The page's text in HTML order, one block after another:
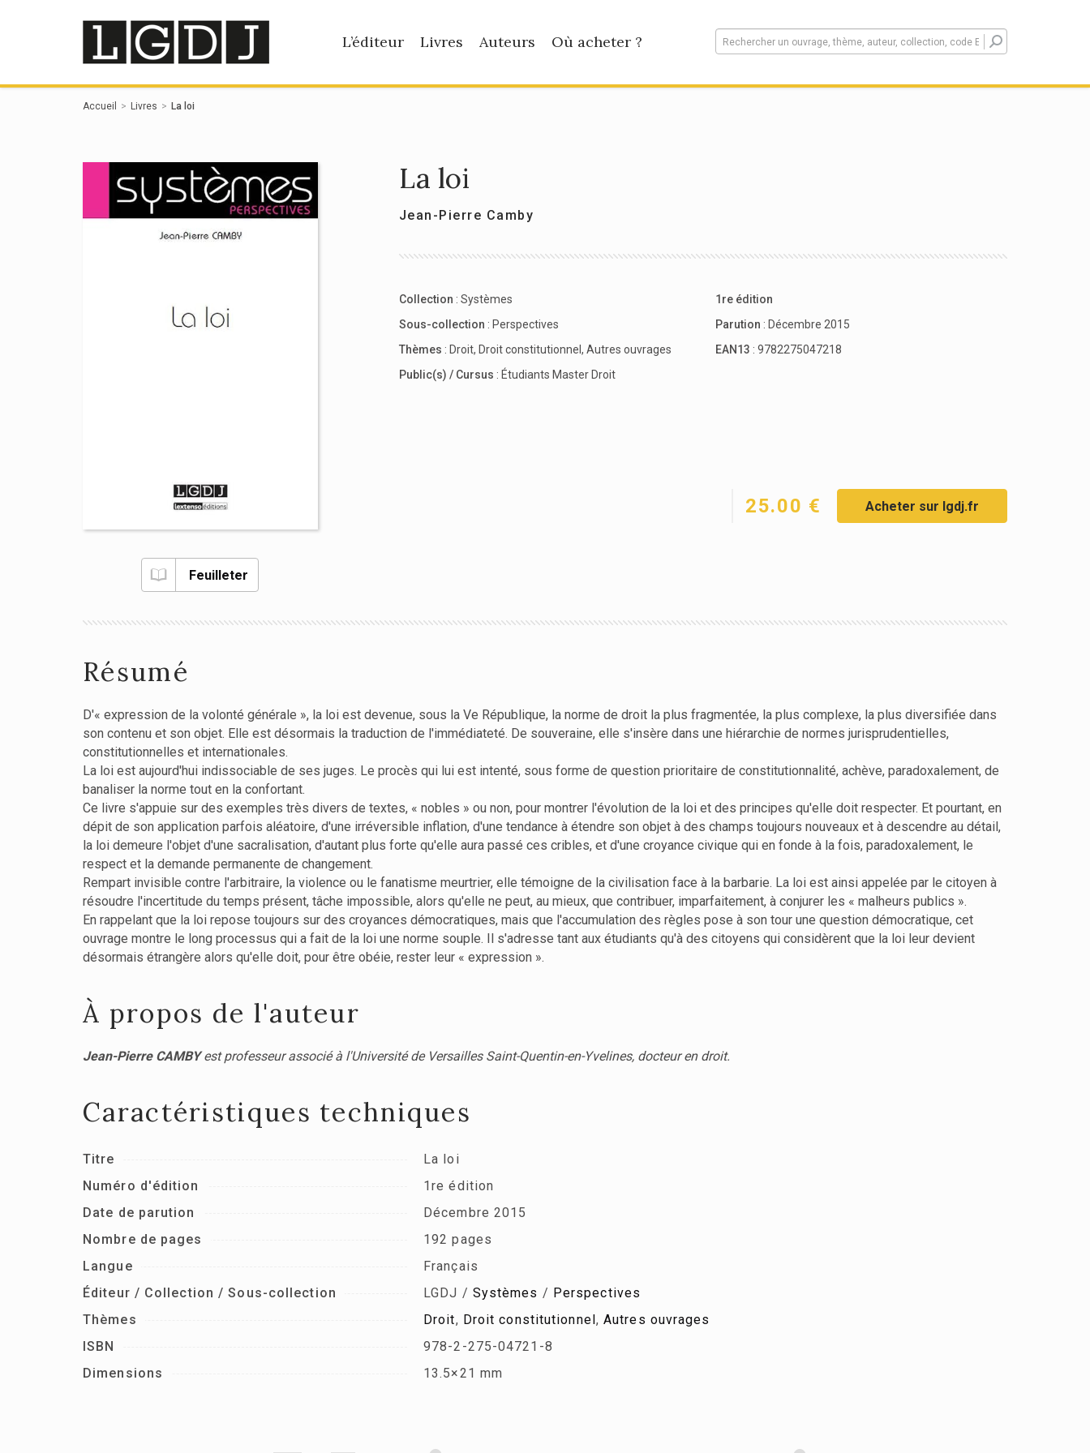
L’éditeur Livres Auteurs Où acheter ?
Accueil Livres La loi
Feuilleter
La loi
Jean-Pierre Camby
Collection : Systèmes
Sous-collection : Perspectives
Thèmes : Droit, Droit constitutionnel , Autres ouvrages
Public(s) / Cursus : Étudiants Master Droit
1re édition
Parution : Décembre 2015
EAN13 : 9782275047218
25.00 € Acheter sur lgdj.fr
Résumé
D'« expression de la volonté générale », la loi est devenue, sous la Ve République, la norme de droit la plus fragmentée, la plus complexe, la plus diversifiée dans
son contenu et son objet. Elle est désormais la traduction de l'immédiateté. De souveraine, elle s'insère dans une hiérarchie de normes jurisprudentielles,
constitutionnelles et internationales.
La loi est aujourd'hui indissociable de ses juges. Le procès qui lui est intenté, sous forme de question prioritaire de constitutionnalité, achève, paradoxalement, de
banaliser la norme tout en la confortant.
Ce livre s'appuie sur des exemples très divers de textes, « nobles » ou non, pour montrer l'évolution de la loi et des principes qu'elle doit respecter. Et pourtant, en
dépit de son application parfois aléatoire, d'une irréversible inflation, d'une tendance à étendre son objet à des champs toujours nouveaux et à descendre au détail,
la loi demeure l'objet d'une sacralisation, d'autant plus forte qu'elle aura passé ces cribles, et d'une croyance civique qui en fonde à la fois, paradoxalement, le
respect et la demande permanente de changement.
Rempart invisible contre l'arbitraire, la violence ou le fanatisme meurtrier, elle témoigne de la civilisation face à la barbarie. La loi est ainsi appelée par le citoyen à
résoudre l'incertitude du temps présent, tâche impossible, alors qu'elle ne peut, au mieux, que contribuer, imparfaitement, à conjurer les « malheurs publics ».
En rappelant que la loi repose toujours sur des croyances démocratiques, mais que l'accumulation des règles pose à son tour une question démocratique, cet
ouvrage montre le long processus qui a fait de la loi une norme souple. Il s'adresse tant aux étudiants qu'à des citoyens qui considèrent que la loi leur devient
désormais étrangère alors qu'elle doit, pour être obéie, rester leur « expression ».
À propos de l'auteur
Jean-Pierre CAMBYest professeur associé à l'Université de Versailles Saint-Quentin-en-Yvelines, docteur en droit.
Caractéristiques techniques
Titre
La loi
Numéro d'édition
1re édition
Date de parution
Décembre 2015
Nombre de pages
192 pages
Langue
Français
Éditeur / Collection / Sous-collection
LGDJ / Systèmes / Perspectives
Thèmes
Droit, Droit constitutionnel,Autres ouvrages
ISBN
978-2-275-04721-8
Dimensions
13.5×21 mm